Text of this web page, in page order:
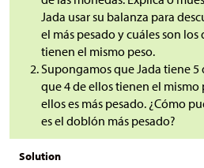
Jada usar su balanza para
el más pesado y cuáles son
tienen el mismo peso.
Supongamos que Jada tiene 5
que 4 de ellos tienen el mismo
ellos es más pesado. ¿Cómo
es el doblón más pesado?
Solution